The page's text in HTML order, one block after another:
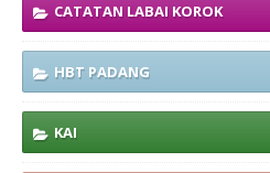
CATATAN LABAI KOROK
HBT PADANG
KAI